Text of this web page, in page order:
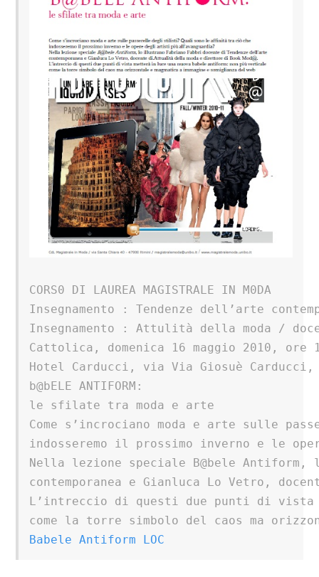
CORS0 DI LAUREA MAGISTRALE IN M0DA
Insegnamento : Tendenze dell’arte
Insegnamento : Attulità della moda /
Cattolica, domenica 16 maggio 2010, ore
Hotel Carducci, via Via Giosuè Carducci,
b@bELE ANTIFORM:
le sfilate tra moda e arte
Come s’incrociano moda e arte sulle
indosseremo il prossimo inverno e le
Nella lezione speciale B@bele
contemporanea e Gianluca Lo Vetro,
L’intreccio di questi due punti di vista
Babele Antiform LOC